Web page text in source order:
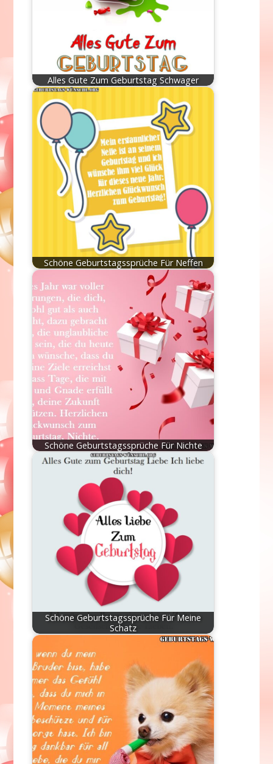
Alles Gute Zum Geburtstag Schwager
Schöne Geburtstagssprüche Für Neffen
Schöne Geburtstagssprüche Für Nichte
Schöne Geburtstagssprüche Für Meine
Schatz